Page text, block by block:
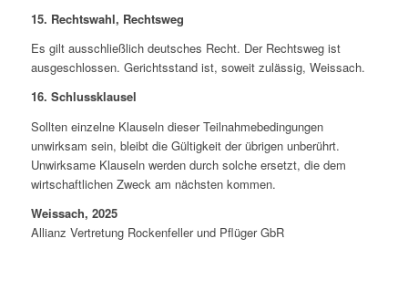
15. Rechtswahl, Rechtsweg
Es gilt ausschließlich deutsches Recht. Der Rechtsweg ist
ausgeschlossen. Gerichtsstand ist, soweit zulässig, Weissach.
16. Schlussklausel
Sollten einzelne Klauseln dieser Teilnahmebedingungen
unwirksam sein, bleibt die Gültigkeit der übrigen unberührt.
Unwirksame Klauseln werden durch solche ersetzt, die dem
wirtschaftlichen Zweck am nächsten kommen.
Weissach, 2025
Allianz Vertretung Rockenfeller und Pflüger GbR